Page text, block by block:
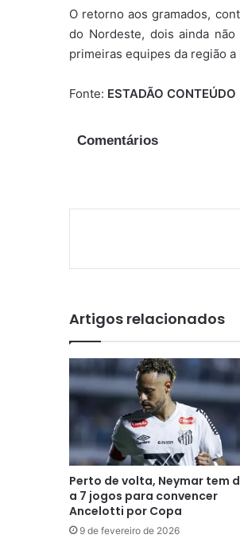
O retorno aos gramados,
do Nordeste, dois ainda
primeiras equipes da região
Fonte: ESTADÃO CONTEÚDO
Comentários
Artigos relacionados
Perto de volta, Neymar tem
a 7 jogos para convencer
Ancelotti por Copa
9 de fevereiro de 2026